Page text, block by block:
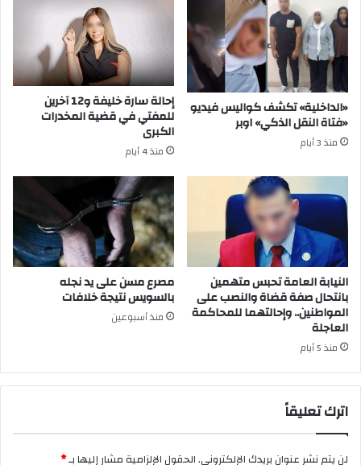
«الداخلية» تكشف كواليس فيديو
«فتاة النقل الذكي» اوبر
منذ 3 أيام
إحالة سارة خليفة و12 آخرين
للمفتي في قضية المخدرات
الكبرى
منذ 4 أيام
النيابة العامة تحبس متهمين
بانتحال صفة قضاة والنصب على
المواطنين.. وإحالتهما للمحاكمة
العاجلة
منذ 5 أيام
مصرع مسن على يد نجله
بالسويس نتيجة خلافات
منذ أسبوعين
اترك تعليقاً
لن يتم نشر عنوان بريدك الإلكتروني.الحقول الإلزامية مشار إليها بـ*